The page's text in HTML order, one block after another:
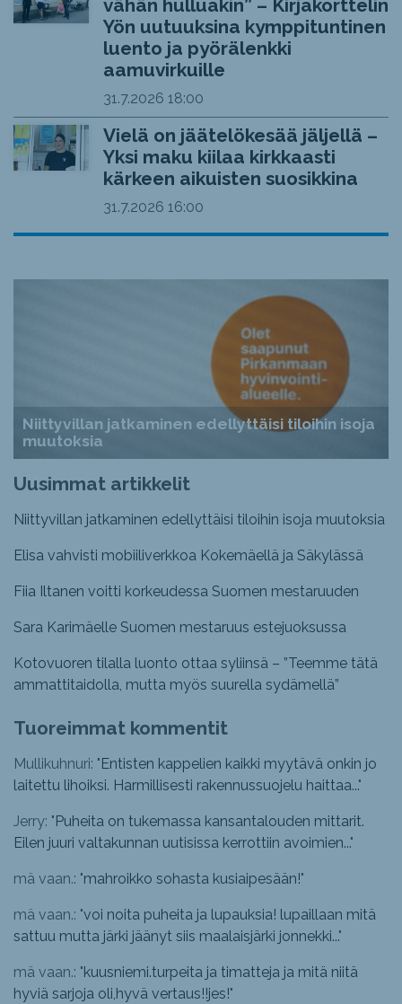
vähän hulluakin” – Kirjakorttelin
Yön uutuuksina kymppituntinen
luento ja pyörälenkki
aamuvirkuille
31.7.2026 18:00
Vielä on jäätelökesää jäljellä –
Yksi maku kiilaa kirkkaasti
kärkeen aikuisten suosikkina
31.7.2026 16:00
Niittyvillan jatkaminen edellyttäisi tiloihin isoja
muutoksia
Uusimmat artikkelit
Niittyvillan jatkaminen edellyttäisi tiloihin isoja muutoksia
Elisa vahvisti mobiiliverkkoa Kokemäellä ja Säkylässä
Fiia Iltanen voitti korkeudessa Suomen mestaruuden
Sara Karimäelle Suomen mestaruus estejuoksussa
Kotovuoren tilalla luonto ottaa syliinsä – ”Teemme tätä
ammattitaidolla, mutta myös suurella sydämellä”
Tuoreimmat kommentit
Mullikuhnuri: " Entisten kappelien kaikki myytävä onkin jo
laitettu lihoiksi. Harmillisesti rakennussuojelu haittaa..."
Jerry: " Puheita on tukemassa kansantalouden mittarit.
Eilen juuri valtakunnan uutisissa kerrottiin avoimien..."
mä vaan.: "mahroikko sohasta kusiaipesään!"
mä vaan.: "voi noita puheita ja lupauksia! lupaillaan mitä
sattuu mutta järki jäänyt siis maalaisjärki jonnekki..."
mä vaan.: "kuusniemi.turpeita ja timatteja ja mitä niitä
hyviä sarjoja oli,hyvä vertaus!!jes!"